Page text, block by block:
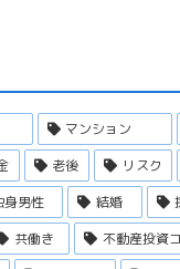
マンション
老後 リスク
身男性 結婚
共働き 不動産投資